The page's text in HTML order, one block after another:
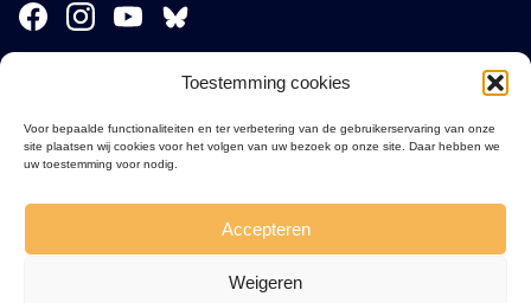
Toestemming cookies
Voor bepaalde functionaliteiten en ter verbetering van de gebruikerservaring van onze
site plaatsen wij cookies voor het volgen van uw bezoek op onze site. Daar hebben we
uw toestemming voor nodig.
Accepteren
Weigeren